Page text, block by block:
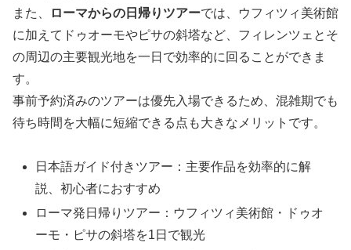
また、
ローマからの日帰りツアーでは、ウフィツィ美術館
に加えてドゥオーモやピサの斜塔など、フィレンツェとそ
の周辺の主要観光地を一日で効率的に回ることができま
す。
事前予約済みのツアーは優先入場できるため、混雑期でも
待ち時間を大幅に短縮できる点も大きなメリットです。
日本語ガイド付きツアー：主要作品を効率的に解
説、初心者におすすめ
ローマ発日帰りツアー：ウフィツィ美術館・ドゥオ
ーモ・ピサの斜塔を1日で観光